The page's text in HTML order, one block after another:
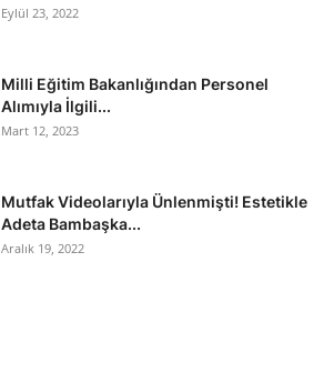
Eylül 23, 2022
Milli Eğitim Bakanlığından Personel
Alımıyla İlgili...
Mart 12, 2023
Mutfak Videolarıyla Ünlenmişti! Estetikle
Adeta Bambaşka...
Aralık 19, 2022